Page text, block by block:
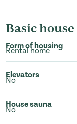
Basic
Form of housing
Rental home
Elevators
No
House sauna
No